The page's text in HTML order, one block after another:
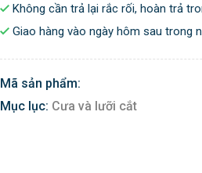
Không cần trả lại rắc rối, hoàn trả
Giao hàng vào ngày hôm sau trong
Mã sản phẩm:
Mục lục: Cưa và lưỡi cắt